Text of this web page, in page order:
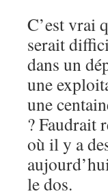
C’est vrai
serait
dans un
une
une
? Faudrait
où il y a
le dos.